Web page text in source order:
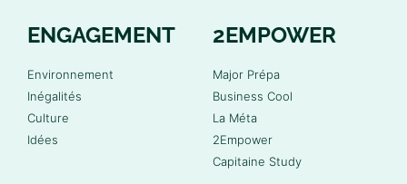
ENGAGEMENT
Environnement
Inégalités
Culture
Idées
2EMPOWER
Major Prépa
Business Cool
La Méta
2Empower
Capitaine Study